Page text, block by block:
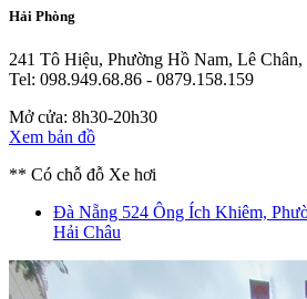
Hải Phòng
241 Tô Hiệu, Phường Hồ Nam, Lê Chân,
Tel: 098.949.68.86 - 0879.158.159
Mở cửa: 8h30-20h30
Xem bản đồ
** Có chỗ đỗ Xe hơi
Đà Nẵng 524 Ông Ích Khiêm,
Hải Châu